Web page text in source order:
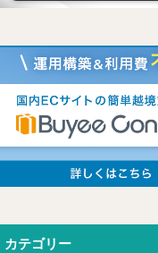
カテゴリー